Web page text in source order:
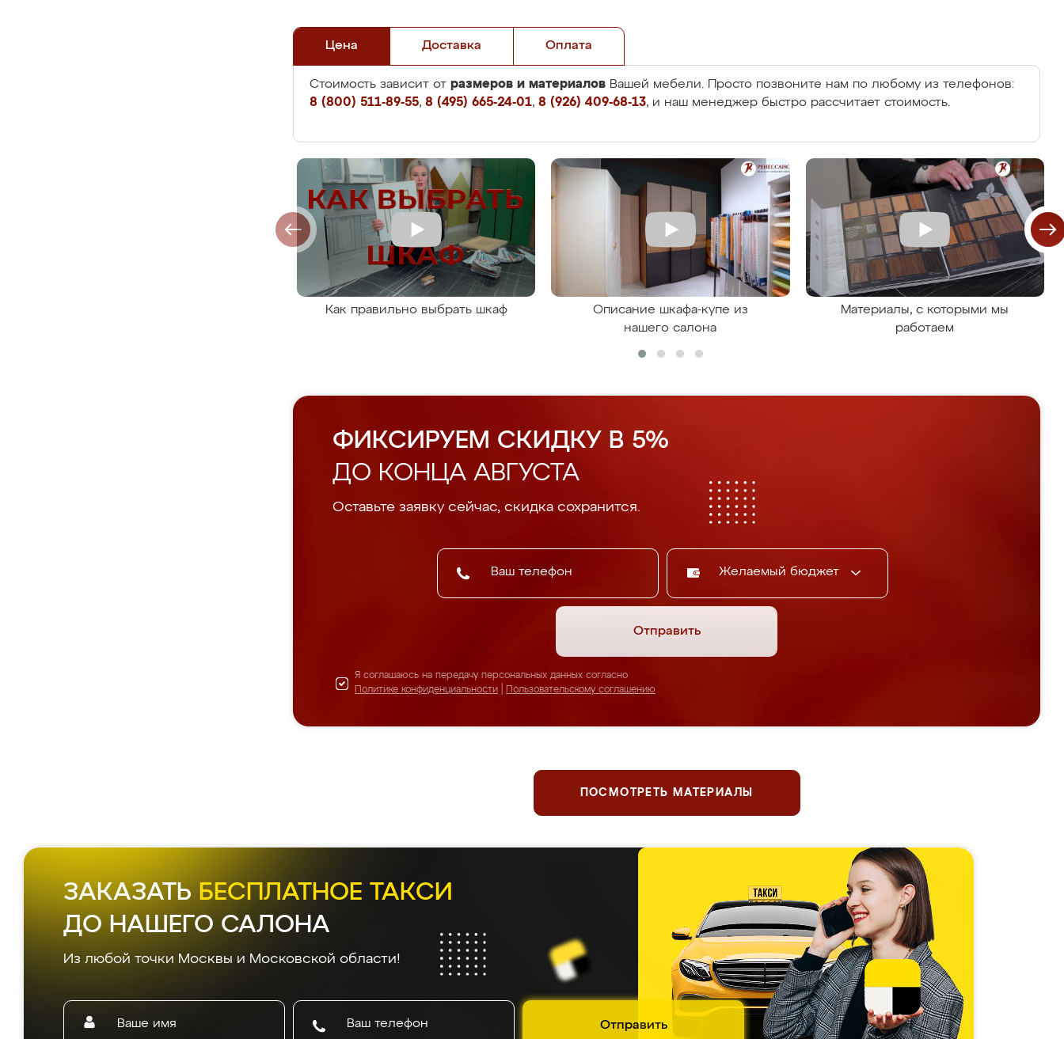
Цена Доставка Оплата
Стоимость зависит от размеров и материалов Вашей мебели. Просто позвоните нам по любому из телефонов:
8 (800) 511-89-55, 8 (495) 665-24-01, 8 (926) 409-68-13, и наш менеджер быстро рассчитает стоимость.
Как правильно выбрать шкаф
Описание шкафа-купе из
нашего салона
Материалы, с которыми мы
работаем
ФИКСИРУЕМ СКИДКУ В 5%
ДО КОНЦА АВГУСТА
Оставьте заявку сейчас, скидка сохранится.
Желаемый бюджет
Отправить
Я соглашаюсь на передачу персональных данных согласно
Политике конфиденциальности
Пользовательскому соглашению
ПОСМОТРЕТЬ МАТЕРИАЛЫ
ЗАКАЗАТЬ БЕСПЛАТНОЕ ТАКСИ
ДО НАШЕГО САЛОНА
Из любой точки Москвы и Московской области!
Отправить